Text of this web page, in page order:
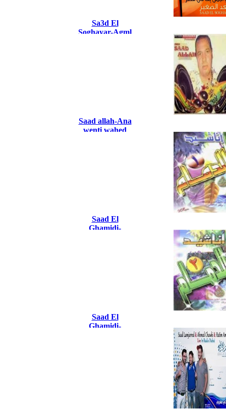
Sa3d El
Soghayar-Agml
Saad allah-Ana
wenti wahed
Saad El
Ghamidi-
Saad El
Ghamidi-